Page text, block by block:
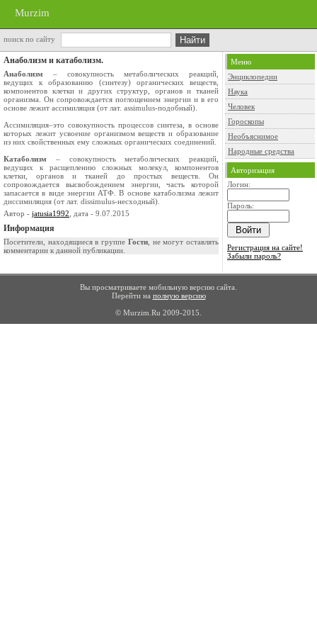
Murzim
поиск по сайту
Анаболизм и катаболизм.
Анаболизм – совокупность метаболических реакций,
ведущих к образованию (синтезу) органических веществ,
компонентов клетки и других структур, органов и тканей
организма. Он сопровождается поглощением энергии и в его
основе лежит ассимиляция (от лат. аssimulus-подобный).
Ассимиляция–это совокупность процессов синтеза, в основе
которых лежит усвоение организмом веществ и образование
из них свойственных ему сложных органических соединений.
Катаболизм – совокупность метаболических реакций,
ведущих к расщеплению сложных молекул, компонентов
клетки, органов и тканей до простых веществ. Он
сопровождается высвобождением энергии, часть которой
запасается в виде энергии АТФ. В основе катаболизма лежит
диссимиляция (от лат. dissimulus-несходный).
Автор - jatusia1992 , дата - 9.07.2015
Информация
Посетители, находящиеся в группе Гости, не могут оставлять
комментарии к данной публикации.
Меню
Энциклопедии
Наука
Человек
Гороскопы
Необъяснимое
Народные средства
Авторизация
Логин:
Пароль:
Регистрация на сайте!
Забыли пароль?
Вы просматриваете мобильную версию сайта.
Перейти на полную версию
© Murzim.Ru 2009-2015.